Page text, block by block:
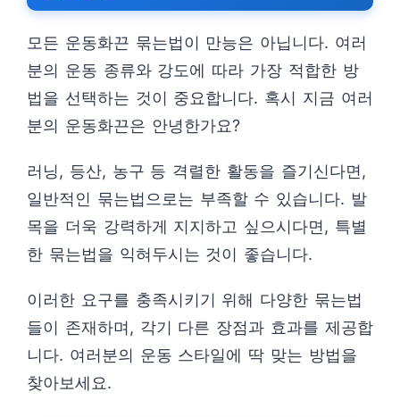
모든 운동화끈 묶는법이 만능은 아닙니다. 여러
분의 운동 종류와 강도에 따라 가장 적합한 방
법을 선택하는 것이 중요합니다. 혹시 지금 여러
분의 운동화끈은 안녕한가요?
러닝, 등산, 농구 등 격렬한 활동을 즐기신다면,
일반적인 묶는법으로는 부족할 수 있습니다. 발
목을 더욱 강력하게 지지하고 싶으시다면, 특별
한 묶는법을 익혀두시는 것이 좋습니다.
이러한 요구를 충족시키기 위해 다양한 묶는법
들이 존재하며, 각기 다른 장점과 효과를 제공합
니다. 여러분의 운동 스타일에 딱 맞는 방법을
찾아보세요.